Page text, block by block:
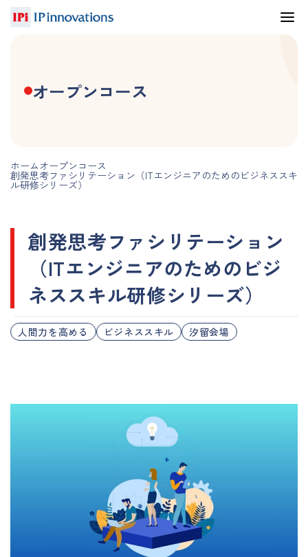
オープンコース
ホーム オープンコース
創発思考ファシリテーション（ITエンジニアのためのビジネススキ
ル研修シリーズ）
創発思考ファシリテーション
（ITエンジニアのためのビジ
ネススキル研修シリーズ）
人間力を高める ビジネススキル 汐留会場